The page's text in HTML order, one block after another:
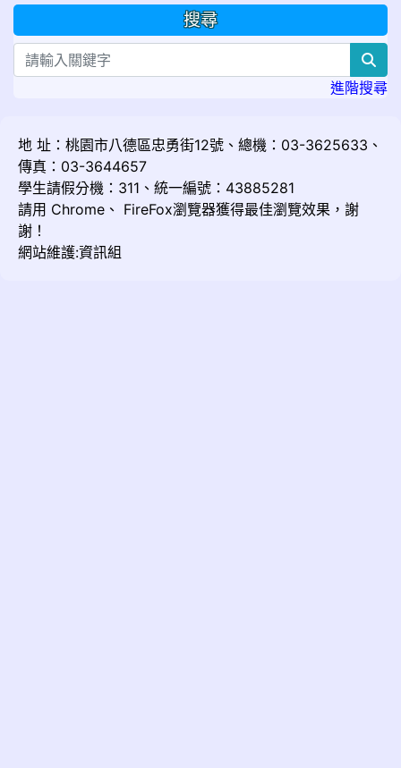
搜尋
進階搜尋
地 址：桃園市八德區忠勇街12號、總機：03-3625633、
傳真：03-3644657
學生請假分機：311、統一編號：43885281
請用 Chrome 、 FireFox瀏覽器獲得最佳瀏覽效果，謝
謝！
網站維護:資訊組